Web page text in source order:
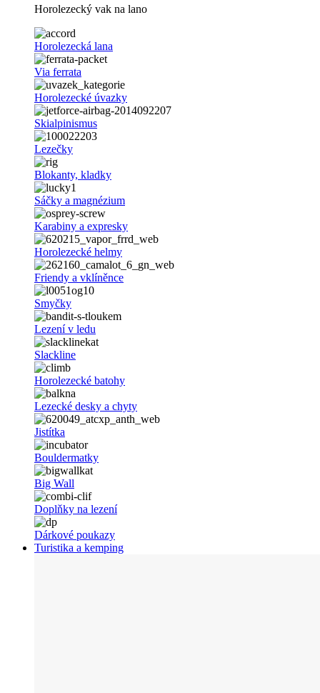
Horolezecký vak na lano
Horolezecká lana
Via ferrata
Horolezecké úvazky
Skialpinismus
Lezečky
Blokanty, kladky
Sáčky a magnézium
Karabiny a expresky
Horolezecké helmy
Friendy a vklíněnce
Smyčky
Lezení v ledu
Slackline
Horolezecké batohy
Lezecké desky a chyty
Jistítka
Bouldermatky
Big Wall
Doplňky na lezení
Dárkové poukazy
Turistika a kemping